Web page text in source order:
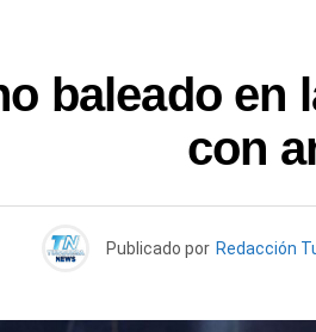
baleado en
con
Publicado por Redacción